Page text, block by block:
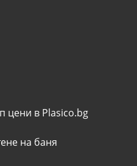
цени в Plasico.bg
на баня